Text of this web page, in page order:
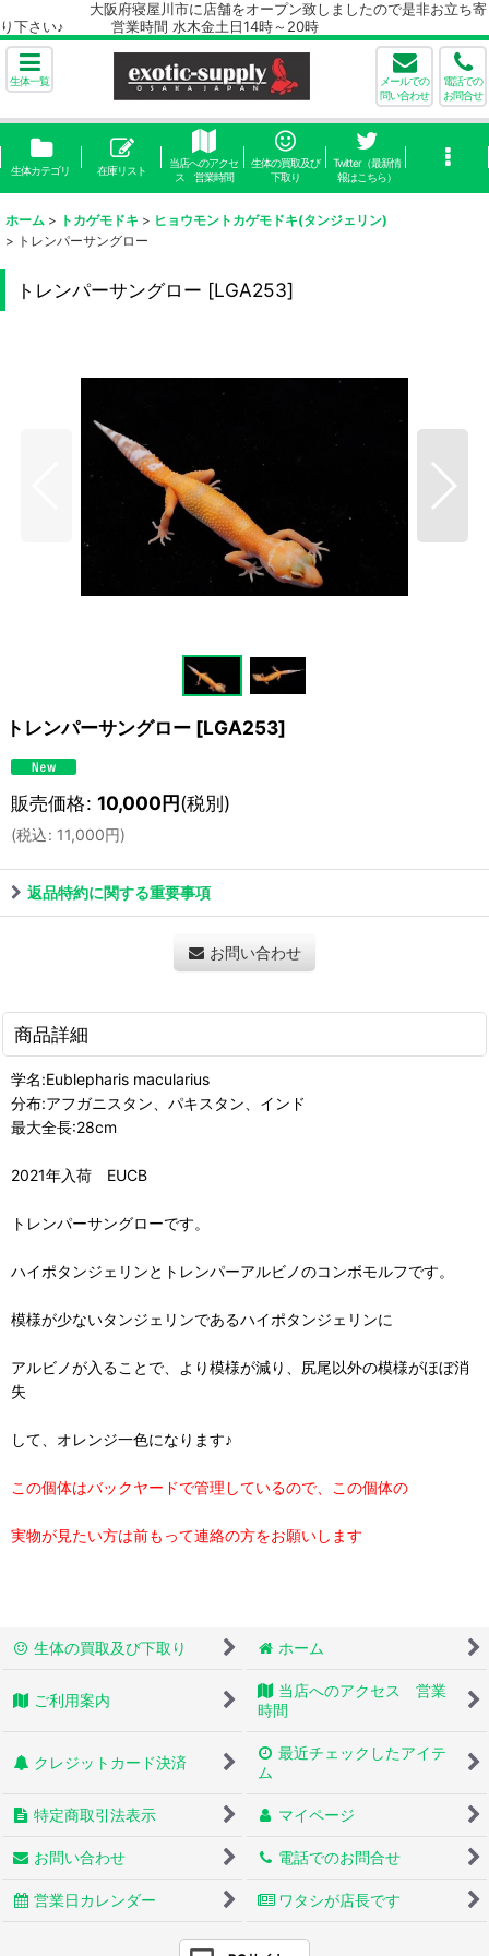
大阪府寝屋川市に店舗をオープン致しましたので是非お立ち寄
り下さい♪ 営業時間 水木金土日14時～20時
生体一覧
メールでの
問い合わせ
電話での
お問合せ
生体カテゴリ 在庫リスト
当店へのアクセ
ス 営業時間
生体の買取及び
下取り
Twitter（最新情
報はこちら）
ホーム > トカゲモドキ > ヒョウモントカゲモドキ(タンジェリン)
> トレンパーサングロー
トレンパーサングロー [LGA253]
トレンパーサングロー [LGA253]
販売価格: 10,000円(税別)
(税込: 11,000円)
返品特約に関する重要事項
お問い合わせ
商品詳細
学名:Eublepharis macularius
分布:アフガニスタン、パキスタン、インド
最大全長:28cm
2021年入荷 EUCB
トレンパーサングローです。
ハイポタンジェリンとトレンパーアルビノのコンボモルフです。
模様が少ないタンジェリンであるハイポタンジェリンに
アルビノが入ることで、より模様が減り、尻尾以外の模様がほぼ消
失
して、オレンジ一色になります♪
この個体はバックヤードで管理しているので、この個体の
実物が見たい方は前もって連絡の方をお願いします
生体の買取及び下取り ホーム
ご利用案内
当店へのアクセス 営業
時間
クレジットカード決済
最近チェックしたアイテ
ム
特定商取引法表示 マイページ
お問い合わせ 電話でのお問合せ
営業日カレンダー ワタシが店長です